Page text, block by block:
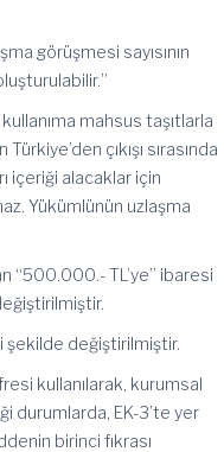
görüşmesi sayısının
mahsus taşıtlarla
çıkışı sırasında
içeriği alacaklar için
Yükümlünün uzlaşma
“500.000.- TL’ye” ibaresi
şekilde değiştirilmiştir.
kullanılarak, kurumsal
durumlarda, EK-3’te yer
birinci fıkrası